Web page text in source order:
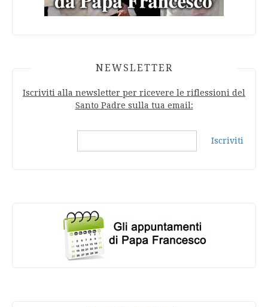
NEWSLETTER
Iscriviti alla newsletter per ricevere le riflessioni del
Santo Padre sulla tua email:
Iscriviti